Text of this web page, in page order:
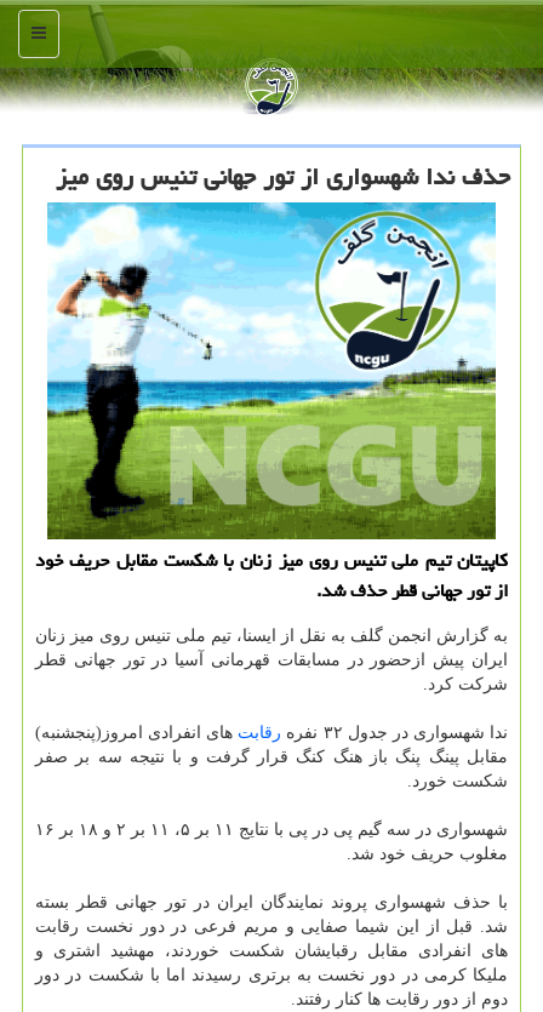
منو
حذف ندا شهسواری از تور جهانی تنیس روی میز
کاپیتان تیم ملی تنیس روی میز زنان با شکست مقابل حریف خود
از تور جهانی قطر حذف شد.
به گزارش انجمن گلف به نقل از ایسنا، تیم ملی تنیس روی میز زنان
ایران پیش ازحضور در مسابقات قهرمانی آسیا در تور جهانی قطر
شرکت کرد.
ندا شهسواری در جدول ۳۲ نفره رقابت های انفرادی امروز(پنجشنبه)
مقابل پینگ پنگ باز هنگ کنگ قرار گرفت و با نتیجه سه بر صفر
شکست خورد.
شهسواری در سه گیم پی در پی با نتایج ۱۱ بر ۵، ۱۱ بر ۲ و ۱۸ بر ۱۶
مغلوب حریف خود شد.
با حذف شهسواری پروند نمایندگان ایران در تور جهانی قطر بسته
شد. قبل از این شیما صفایی و مریم فرعی در دور نخست رقابت
های انفرادی مقابل رقبایشان شکست خوردند، مهشید اشتری و
ملیکا کرمی در دور نخست به برتری رسیدند اما با شکست در دور
دوم از دور رقابت ها کنار رفتند.